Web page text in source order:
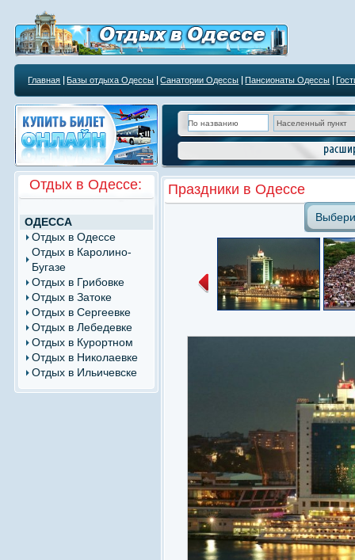
Главная Базы отдыха Одессы Санатории Одессы Пансионаты Одессы
Курортным учреждениям
Отдых в Одессе:
ОДЕССА
Отдых в Одессе
Отдых в Каролино-
Бугазе
Отдых в Грибовке
Отдых в Затоке
Отдых в Сергеевке
Отдых в Лебедевке
Отдых в Курортном
Отдых в Николаевке
Отдых в Ильичевске
Праздники в Одессе